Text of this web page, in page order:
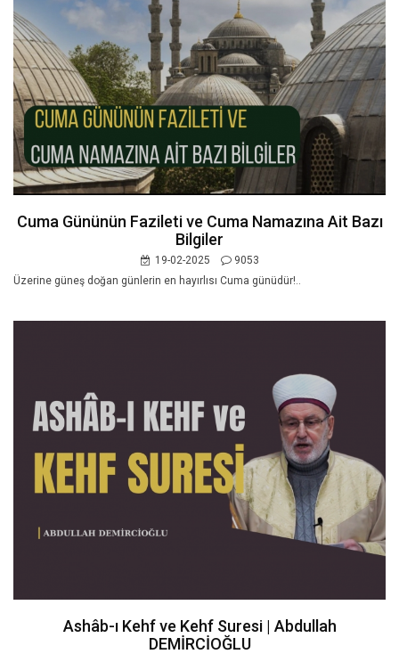
Cuma Gününün Fazileti ve Cuma Namazına Ait Bazı
Bilgiler
19-02-2025
9053
Üzerine güneş doğan günlerin en hayırlısı Cuma günüdür!..
Ashâb-ı Kehf ve Kehf Suresi | Abdullah
DEMİRCİOĞLU